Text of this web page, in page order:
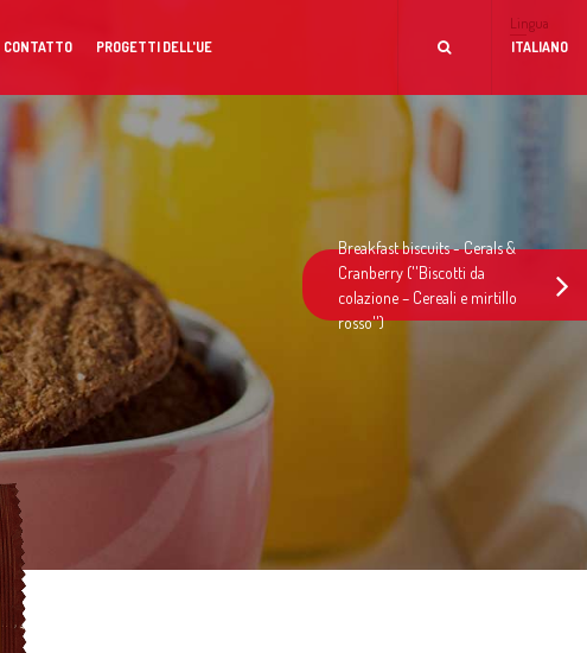
CONTATTO PROGETTI DELL'UE
Lingua
ITALIANO